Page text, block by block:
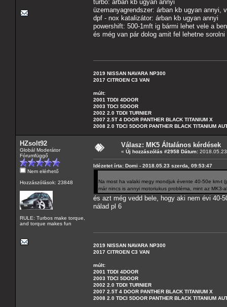
turbó: árban kb ugyan annyi
üzemanyagrendszer: árban kb ugyan annyi,
dpf - nox katalizátor: árban kb ugyan annyi
powershift: 500-1mft ig bármi lehet vele a
és még van pár dolog amit fel lehetne sorolni
2019 NISSAN NAVARA NP300
2017 CITROEN C3 VAN
múlt:
2001 TDDI 4DOOR
2003 TDCI 5DOOR
2002 2.0 TDDI TURNIER
2007 2.5T 4 DOOR PANTHER BLACK TITANIUM X
2008 2.0 TDCI 5DOOR PANTHER BLACK TITANIUM
HZsolt92
Globál Moderátor
Fórumfüggő
Nem elérhető
Hozzászólások: 23848
RULE: Turbos make torque,
and torque makes fun
Válasz: MK5 Általános kérdések
« Új hozzászólás #2958 Dátum:
Idézetet írta: Domi - 2018.05.23 szerda, 09:53:47
Na most ha valaki megy mondjuk évente 40-50e km-t
már nincs is annyi motoriukus probléma, mint az
és azt még vedd bele, hogy aki nem évi 40-
nálad pl 6
2019 NISSAN NAVARA NP300
2017 CITROEN C3 VAN
múlt:
2001 TDDI 4DOOR
2003 TDCI 5DOOR
2002 2.0 TDDI TURNIER
2007 2.5T 4 DOOR PANTHER BLACK TITANIUM X
2008 2.0 TDCI 5DOOR PANTHER BLACK TITANIUM